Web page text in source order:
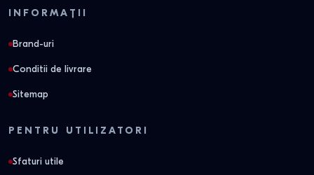
INFORMAȚII
Brand-uri
Conditii de livrare
Sitemap
PENTRU UTILIZATORI
Sfaturi utile